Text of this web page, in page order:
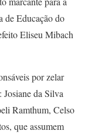
de Educação do
Eliseu Mibach
por zelar
Josiane da Silva
Ramthum, Celso
que assumem